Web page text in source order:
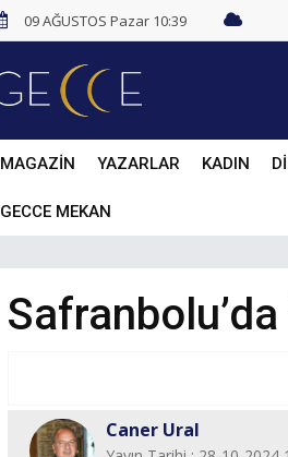
09 AĞUSTOS Pazar 10:39
MAGAZİN YAZARLAR KADIN
GECCE MEKAN
Safranbolu’da
Caner Ural